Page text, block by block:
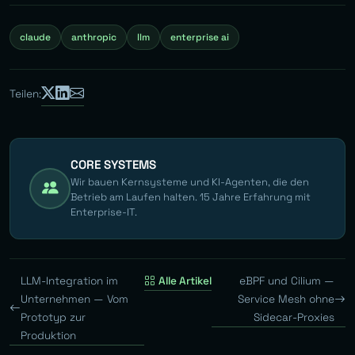
claude anthropic llm enterprise ai
Teilen:
CORE SYSTEMS
Wir bauen Kernsysteme und KI-Agenten, die den
Betrieb am Laufen halten. 15 Jahre Erfahrung mit
Enterprise-IT.
LLM-Integration im
Unternehmen — Vom
Prototyp zur
Produktion
Alle Artikel
eBPF und Cilium —
Service Mesh ohne
Sidecar-Proxies